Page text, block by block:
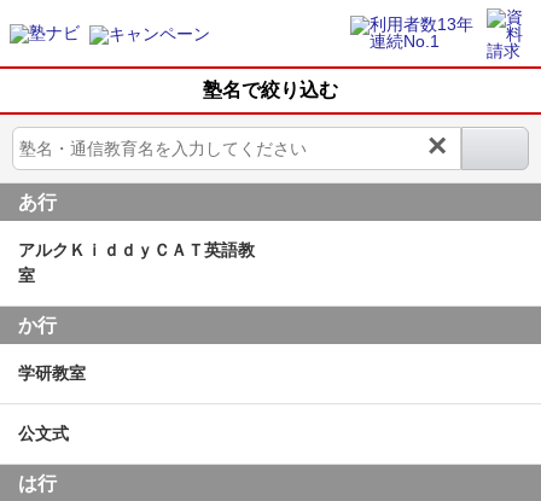
塾名で絞り込む
×
あ行
アルクＫｉｄｄｙＣＡＴ英語教
室
か行
学研教室
公文式
は行